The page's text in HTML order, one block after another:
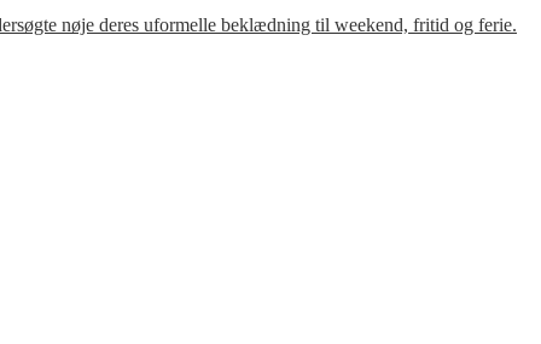
nøje deres uformelle beklædning til weekend, fritid og ferie.